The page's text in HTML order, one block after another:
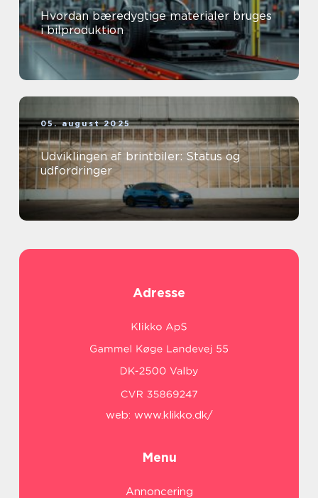
Hvordan bæredygtige materialer bruges
i bilproduktion
05. august 2025
Udviklingen af brintbiler: Status og
udfordringer
Adresse
web: www.klikko.dk/
Menu
Annoncering